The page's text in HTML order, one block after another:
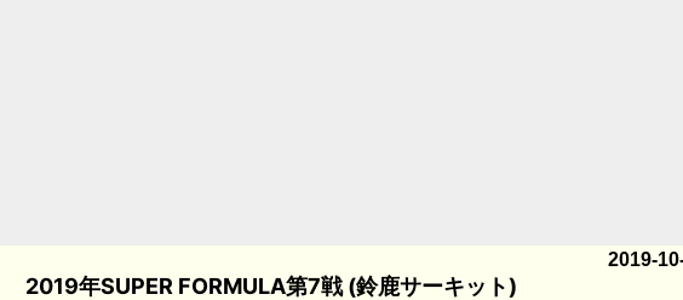
2019-
2019年SUPER FORMULA第7戦 (鈴鹿サーキット)